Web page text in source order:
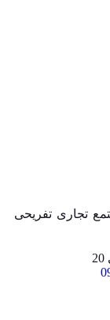
تجاری تفریحی